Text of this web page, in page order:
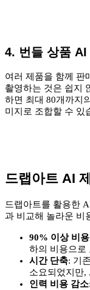
4. 번들 상품 AI
여러 제품을 함께 판
촬영하는 것은 쉽지
하면 최대 80개까지
미지로 조합할 수 있
드랩아트 AI
드랩아트를 활용한
과 비교해 놀라운 비
90% 이상 비
하의 비용으로
시간 단축: 기
소요되었지만,
인력 비용 감소